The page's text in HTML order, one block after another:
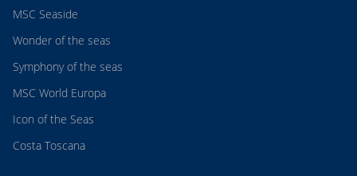
MSC Seaside
Wonder of the seas
Symphony of the seas
MSC World Europa
Icon of the Seas
Costa Toscana